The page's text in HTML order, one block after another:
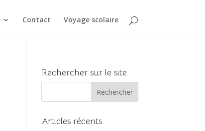
Contact Voyage scolaire
Rechercher sur le site
Articles récents